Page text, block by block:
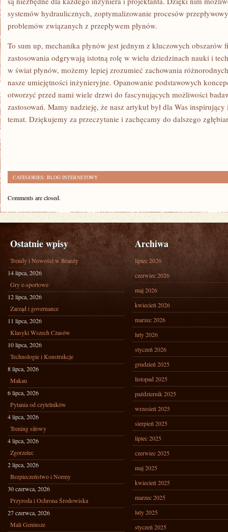
systemów hydraulicznych, zoptymalizowanie procesów
problemów związanych z przepływem płynów.
To sum up, mechanika​ płynów jest ​jednym z kluczowych obszarów
zastosowania odgrywają istotną rolę w wielu dziedzinach nauki i
w świat płynów, możemy lepiej zrozumieć zachowania
nasze umiejętności inżynieryjne. Opanowanie‌ podstawowych⁤
otworzyć przed nami wiele ‌drzwi ⁣do fascynujących możliwości
zastosowań. Mamy nadzieję, że nasz artykuł był ⁣dla Was
temat. Dziękujemy za przeczytanie i zachęcamy do dalszego⁢
CATEGORIES: BLOG INTERNETOWY
Comments are closed.
Ostatnie wpisy
Trendy i Nowości w Branży
14 lipca, 2026
Gry e-sportowe
12 lipca, 2026
Zarząd i governance
11 lipca, 2026
Klasyki Wszech Czasów
10 lipca, 2026
Technologie i Konstrukcje
8 lipca, 2026
Makau
6 lipca, 2026
Pytania od czytelników
4 lipca, 2026
Trening siłowy
4 lipca, 2026
Zgorzelec
2 lipca, 2026
Bezpieczeństwo i Normy
30 czerwca, 2026
Przyroda i Ochrona Środowiska
27 czerwca, 2026
Mali Geniusze
Archiwa
lipiec 2026
czerwiec 2026
maj 2026
kwiecień 2026
marzec 2026
luty 2026
styczeń 2026
grudzień 2025
listopad 2025
październik 2025
wrzesień 2025
sierpień 2025
lipiec 2025
czerwiec 2025
maj 2025
kwiecień 2025
marzec 2025
luty 2025
styczeń 2025